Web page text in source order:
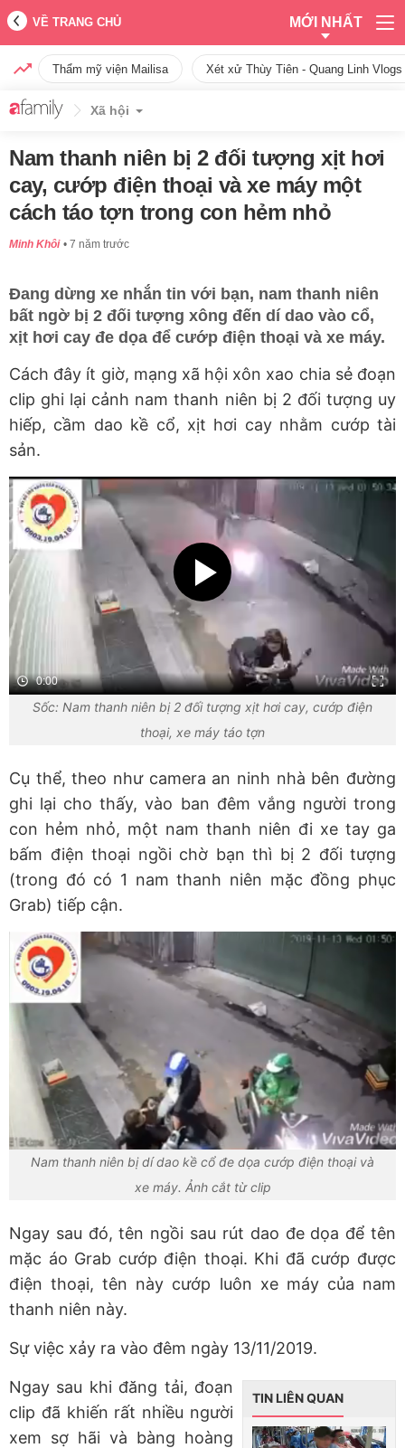
VỀ TRANG CHỦ MỚI NHẤT
Thẩm mỹ viện Mailisa Xét xử Thùy Tiên - Quang Linh
Xã hội
Nam thanh niên bị 2 đối tượng xịt hơi
cay, cướp điện thoại và xe máy một
cách táo tợn trong con hẻm nhỏ
Minh Khôi 7 năm trước
Đang dừng xe nhắn tin với bạn, nam thanh niên
bất ngờ bị 2 đối tượng xông đến dí dao vào cổ,
xịt hơi cay đe dọa để cướp điện thoại và xe máy.
Cách đây ít giờ, mạng xã hội xôn xao chia sẻ đoạn
clip ghi lại cảnh nam thanh niên bị 2 đối tượng uy
hiếp, cầm dao kề cổ, xịt hơi cay nhằm cướp tài
sản.
0:00
Sốc: Nam thanh niên bị 2 đối tượng xịt hơi cay, cướp điện
thoại, xe máy táo tợn
Cụ thể, theo như camera an ninh nhà bên đường
ghi lại cho thấy, vào ban đêm vắng người trong
con hẻm nhỏ, một nam thanh niên đi xe tay ga
bấm điện thoại ngồi chờ bạn thì bị 2 đối tượng
(trong đó có 1 nam thanh niên mặc đồng phục
Grab) tiếp cận.
Nam thanh niên bị dí dao kề cổ đe dọa cướp điện thoại và
xe máy. Ảnh cắt từ clip
Ngay sau đó, tên ngồi sau rút dao đe dọa để tên
mặc áo Grab cướp điện thoại. Khi đã cướp được
điện thoại, tên này cướp luôn xe máy của nam
thanh niên này.
Sự việc xảy ra vào đêm ngày 13/11/2019.
TIN LIÊN QUAN
Ngay sau khi đăng tải, đoạn
clip đã khiến rất nhiều người
xem sợ hãi và bàng hoàng